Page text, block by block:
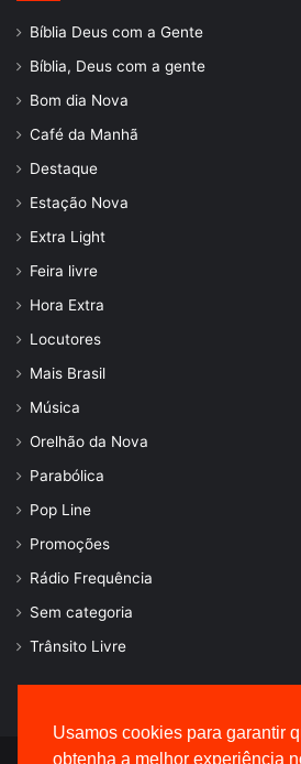
Usamos cookies para garantir
obtenha a melhor experiência
Bíblia Deus com a Gente
Bíblia, Deus com a gente
Bom dia Nova
Café da Manhã
Destaque
Estação Nova
Extra Light
Feira livre
Hora Extra
Locutores
Mais Brasil
Música
Orelhão da Nova
Parabólica
Pop Line
Promoções
Rádio Frequência
Sem categoria
Trânsito Livre